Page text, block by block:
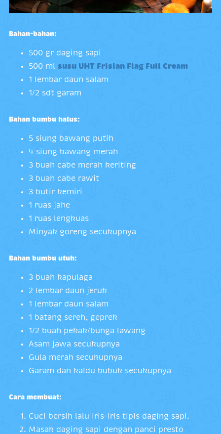
Bahan-bahan:
500 gr daging sapi
500 ml susu UHT Frisian Flag Full Cream
1 lembar daun salam
1/2 sdt garam
Bahan bumbu halus:
5 siung bawang putih
4 siung bawang merah
3 buah cabe merah keriting
3 buah cabe rawit
3 butir kemiri
1 ruas jahe
1 ruas lengkuas
Minyak goreng secukupnya
Bahan bumbu utuh:
3 buah kapulaga
2 lembar daun jeruk
1 lembar daun salam
1 batang sereh, geprek
1/2 buah pekak/bunga lawang
Asam jawa secukupnya
Gula merah secukupnya
Garam dan kaldu bubuk secukupnya
Cara membuat:
Cuci bersih lalu iris-iris tipis daging sapi.
Masak daging sapi dengan panci presto